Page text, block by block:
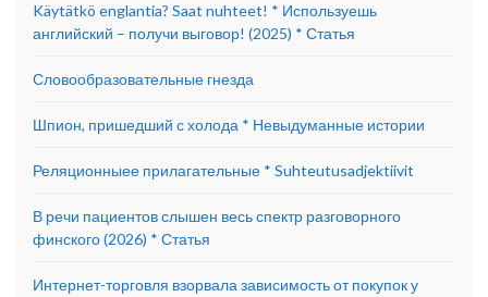
Käytätkö englantia? Saat nuhteet! * Используешь
английский – получи выговор! (2025) * Статья
Словообразовательные гнезда
Шпион, пришедший с холода * Невыдуманные истории
Реляционныее прилагательные * Suhteutusadjektiivit
В речи пациентов слышен весь спектр разговорного
финского (2026) * Статья
Интернет-торговля взорвала зависимость от покупок у